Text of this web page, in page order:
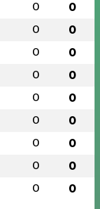
0 0
0 0
0 0
0 0
0 0
0 0
0 0
0 0
0 0